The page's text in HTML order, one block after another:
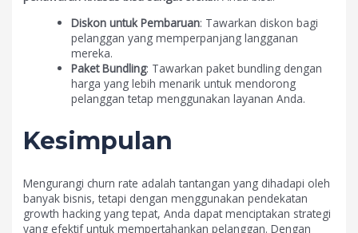
Diskon untuk Pembaruan: Tawarkan diskon bagi
pelanggan yang memperpanjang langganan
mereka.
Paket Bundling: Tawarkan paket bundling dengan
harga yang lebih menarik untuk mendorong
pelanggan tetap menggunakan layanan Anda.
Kesimpulan
Mengurangi churn rate adalah tantangan yang dihadapi oleh
banyak bisnis, tetapi dengan menggunakan pendekatan
growth hacking yang tepat, Anda dapat menciptakan strategi
yang efektif untuk mempertahankan pelanggan. Dengan